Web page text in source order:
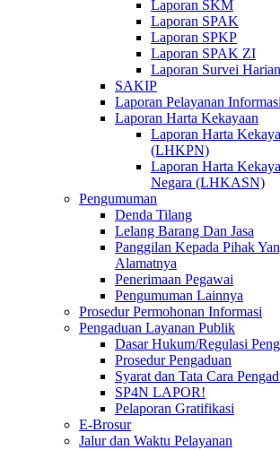
Laporan SKM
Laporan SPAK
Laporan SPKP
Laporan SPAK ZI
Laporan Survei Harian
SAKIP
Laporan Pelayanan
Laporan Harta Kekayaan
Laporan Harta
(LHKPN)
Laporan Harta
Negara (LHKASN)
Pengumuman
Denda Tilang
Lelang Barang Dan Jasa
Panggilan Kepada Pihak
Alamatnya
Penerimaan Pegawai
Pengumuman Lainnya
Prosedur Permohonan Informasi
Pengaduan Layanan Publik
Dasar Hukum/Regulasi
Prosedur Pengaduan
Syarat dan Tata Cara
SP4N LAPOR!
Pelaporan Gratifikasi
E-Brosur
Jalur dan Waktu Pelayanan